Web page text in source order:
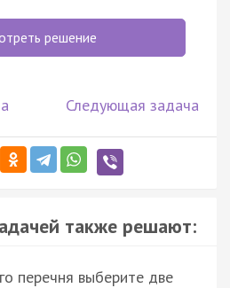
решение
Следующая задача
также решают:
перечня выберите две